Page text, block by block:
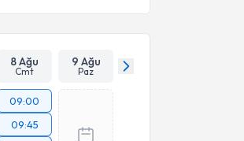
8 Ağu
Cmt
9 Ağu
Paz
09:00
09:45